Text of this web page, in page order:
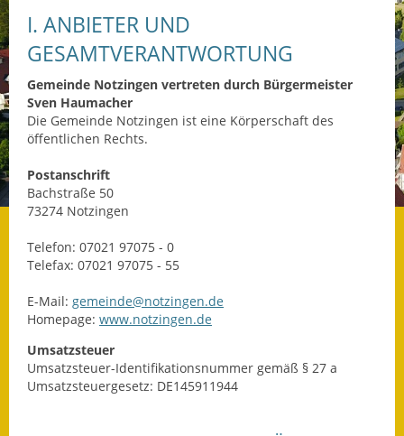
Datenschutz
Steueramt
Gebärdensprache
Informationsbroschüre
Lärmaktionsplan
I. ANBIETER UND
GESAMTVERANTWORTUNG
Gemeinde Notzingen vertreten durch Bürgermeister
Sven Haumacher
Die Gemeinde Notzingen ist eine Körperschaft des
öffentlichen Rechts.
Postanschrift
Bachstraße 50
73274 Notzingen
Telefon: 07021 97075 - 0
Telefax: 07021 97075 - 55
E-Mail: gemeinde@notzingen.de
Homepage: www.notzingen.de
Umsatzsteuer
Umsatzsteuer-Identifikationsnummer gemäß § 27 a
Umsatzsteuergesetz: DE145911944